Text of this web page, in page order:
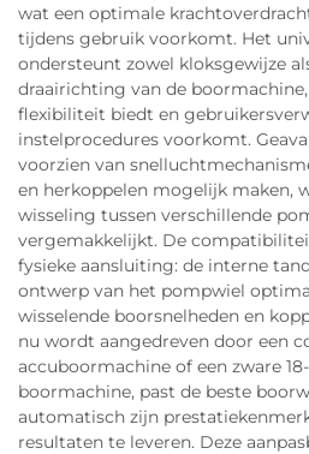
wat een optimale
tijdens gebruik voorkomt. Het
ondersteunt zowel kloksgewijze
draairichting van de
flexibiliteit biedt en
instelprocedures voorkomt.
voorzien van
en herkoppelen mogelijk maken,
wisseling tussen verschillende
vergemakkelijkt. De
fysieke aansluiting: de interne
ontwerp van het pompwiel
wisselende boorsnelheden en
nu wordt aangedreven door een
accuboormachine of een zware
boormachine, past de beste
automatisch zijn
resultaten te leveren. Deze